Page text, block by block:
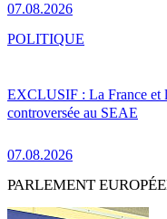
07.08.2026
EXCLUSIF : La France et
controversée au SEAE
07.08.2026
POLITIQUE
PARLEMENT